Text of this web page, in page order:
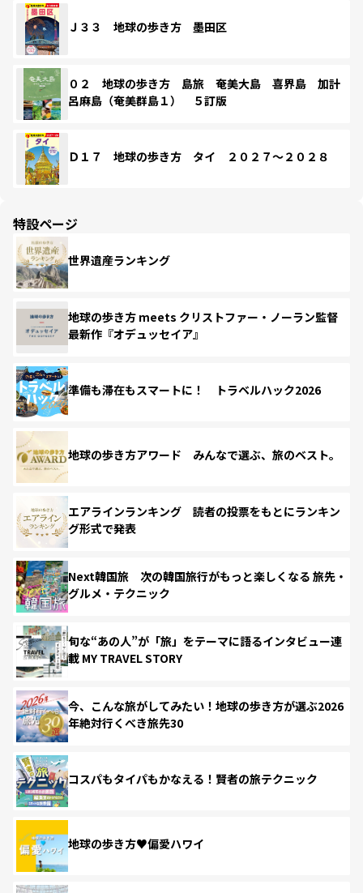
Ｊ３３ 地球の歩き方 墨田区
０２ 地球の歩き方 島旅 奄美大島 喜界島 加計
呂麻島（奄美群島１） ５訂版
Ｄ１７ 地球の歩き方 タイ ２０２７～２０２８
特設ページ
世界遺産ランキング
地球の歩き方 meets クリストファー・ノーラン監督
最新作『オデュッセイア』
準備も滞在もスマートに！ トラベルハック2026
地球の歩き方アワード みんなで選ぶ、旅のベスト。
エアラインランキング 読者の投票をもとにランキン
グ形式で発表
Next韓国旅 次の韓国旅行がもっと楽しくなる 旅先・
グルメ・テクニック
旬な“あの人”が「旅」をテーマに語るインタビュー連
載 MY TRAVEL STORY
今、こんな旅がしてみたい！地球の歩き方が選ぶ2026
年絶対行くべき旅先30
コスパもタイパもかなえる！賢者の旅テクニック
地球の歩き方♥偏愛ハワイ